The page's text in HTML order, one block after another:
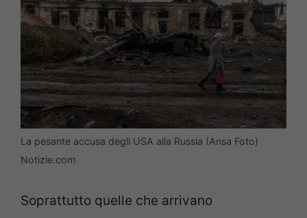
La pesante accusa degli USA alla Russia (Ansa Foto)
Notizie.com
Soprattutto quelle che arrivano